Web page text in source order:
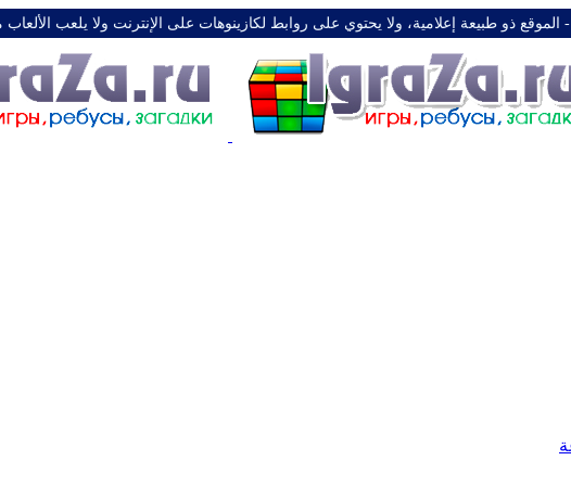
-️ الموقع ذو طبيعة إعلامية، ولا يحتوي على روابط لكازينوهات على الإنترنت ولا يلعب الألعاب